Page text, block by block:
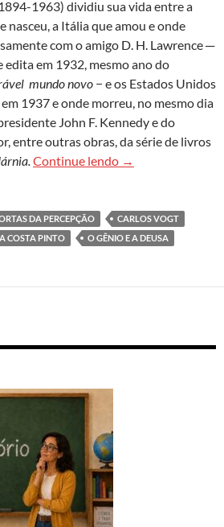
1963) dividiu sua vida entre a
nasceu, a Itália que amou e onde
com o amigo D. H. Lawrence ─
edita em 1932, mesmo ano do
mundo novo − e os Estados Unidos
1937 e onde morreu, no mesmo dia
John F. Kennedy e do
entre outras obras, da série de livros
Continue lendo Substâncias
→
DA PERCEPÇÃO
CARLOS VOGT
COSTA PINTO O GÊNIO E A DEUSA